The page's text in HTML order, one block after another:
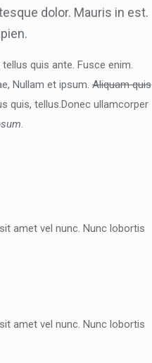
dolor. Mauris in est.
quis ante. Fusce enim.
Nullam et ipsum. Aliquam quis
quis, tellus.Donec ullamcorper
.
amet vel nunc. Nunc lobortis
amet vel nunc. Nunc lobortis